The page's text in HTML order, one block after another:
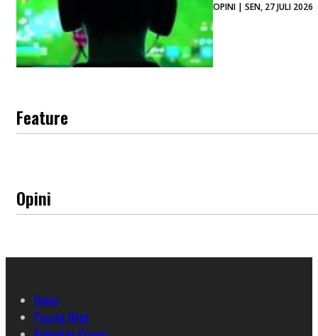
OPINI | SEN, 27 JULI 2026
Feature
Opini
Home
Pasang Iklan